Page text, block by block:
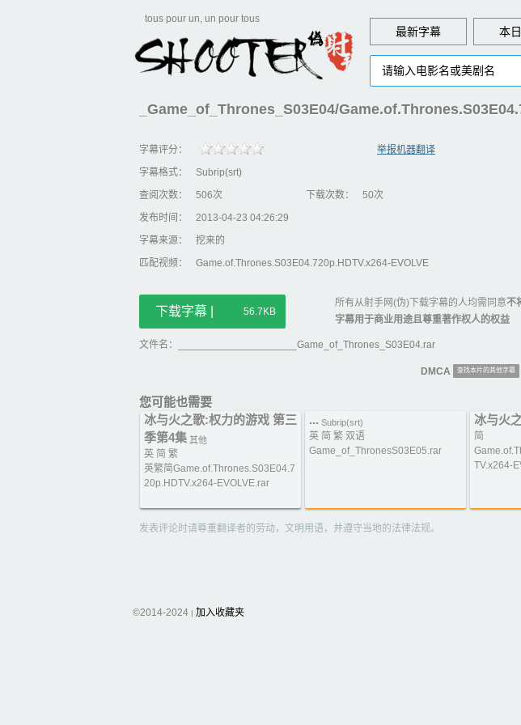
tous pour un, un pour tous
最新字幕 本
_Game_of_Thrones_S03E04/
字幕评分：
举报机器翻译
字幕格式：
Subrip(srt)
查阅次数：
506次 下载次数：
50次
发布时间：
2013-04-23 04:26:29
字幕来源：
挖来的
匹配视频：
Game.of.Thrones.S03E04.720p.HDTV.x264-EVOLVE
下载字幕 | 56.7KB
所有从射手网(伪)下载字幕的人均需同意不
字幕用于商业用途且尊重著作权人的权益
文件名：_____________________Game_of_Thrones_S03E04.rar
DMCA 查找本片的其他字幕
您可能也需要
冰与火之歌:权力的游戏 第三
季第4集 其他
英 简 繁
英繁简Game.of.Thrones.S03E04.7
20p.HDTV.x264-EVOLVE.rar
... Subrip(srt)
英 简 繁 双语
Game_of_ThronesS03E05.rar
冰与火
简
TV.x264-
发表评论时请尊重翻译者的劳动，文明用语，并遵守当地的法律法规。
©2014-2024 | 加入收藏夹